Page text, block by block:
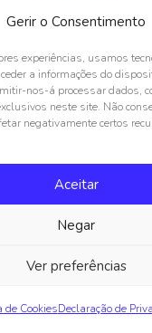
Gerir o Consentimento
experiências, usamos
a informações do
nos-á processar dados,
neste site. Não
negativamente certos
Aceitar
Negar
Ver preferências
de CookiesDeclaração de